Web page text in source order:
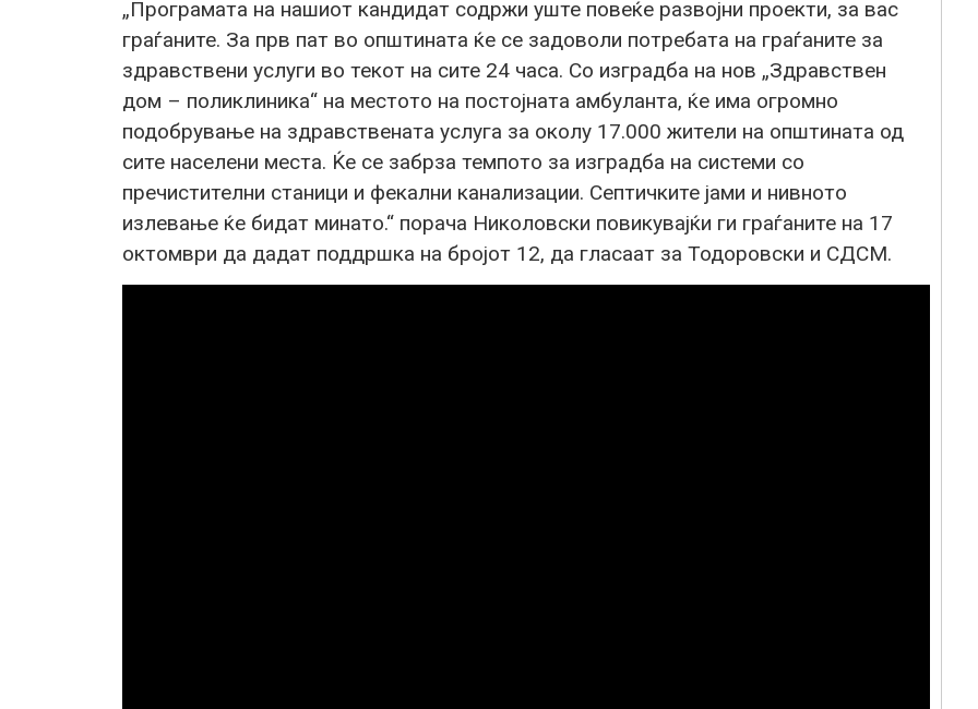
„Програмата на нашиот кандидат содржи уште повеќе развојни проекти, за вас
граѓаните. За прв пат во општината ќе се задоволи потребата на граѓаните за
здравствени услуги во текот на сите 24 часа. Со изградба на нов „Здравствен
дом – поликлиника“ на местото на постојната амбуланта, ќе има огромно
подобрување на здравствената услуга за околу 17.000 жители на општината од
сите населени места. Ќе се забрза темпото за изградба на системи со
пречистителни станици и фекални канализации. Септичките јами и нивното
излевање ќе бидат минато.“ порача Николовски повикувајќи ги граѓаните на 17
октомври да дадат поддршка на бројот 12, да гласаат за Тодоровски и СДСМ.